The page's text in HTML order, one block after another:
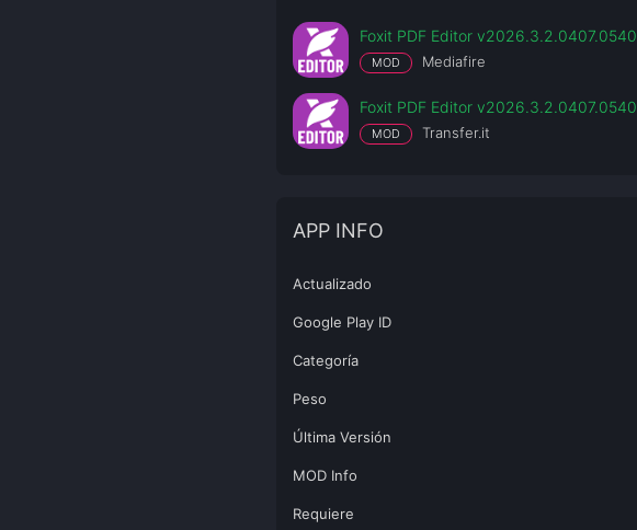
Foxit PDF Editor v2026.3.2.0407.0540
MOD Mediafire
Foxit PDF Editor v2026.3.2.0407.0540
MOD Transfer.it
APP INFO
Actualizado
Google Play ID
Categoría
Peso
Última Versión
MOD Info
Requiere